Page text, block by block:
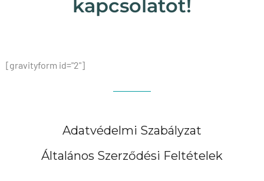
kapcsolatot!
[gravityform id="2"]
Adatvédelmi Szabályzat
Általános Szerződési Feltételek